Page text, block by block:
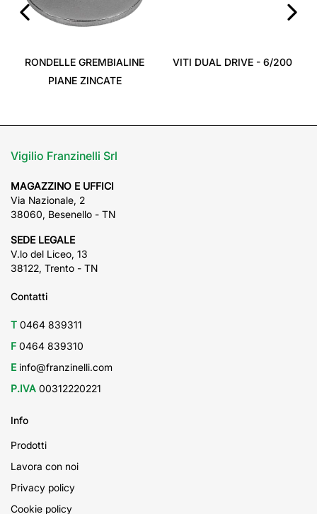
RONDELLE GREMBIALINE
PIANE ZINCATE
VITI DUAL DRIVE - 6/200
Vigilio Franzinelli Srl
MAGAZZINO E UFFICI
Via Nazionale, 2
38060, Besenello - TN
SEDE LEGALE
V.lo del Liceo, 13
38122, Trento - TN
Contatti
T 0464 839311
F 0464 839310
E info@franzinelli.com
P.IVA 00312220221
Info
Prodotti
Lavora con noi
Privacy policy
Cookie policy